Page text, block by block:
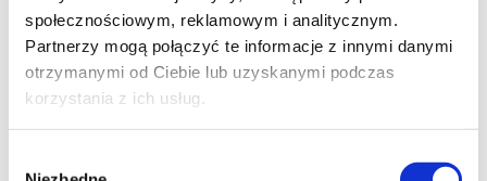
społecznościowym, reklamowym i analitycznym.
Partnerzy mogą połączyć te informacje z innymi danymi
otrzymanymi od Ciebie lub uzyskanymi podczas
korzystania z ich usług.
koszt samodzielnej księgowości to
wartość czasu poświęconego na
śledzenie zmian w przepisach,
wypełnianie deklaracji, księgowanie
terminów. Czas ten mógłby zostać